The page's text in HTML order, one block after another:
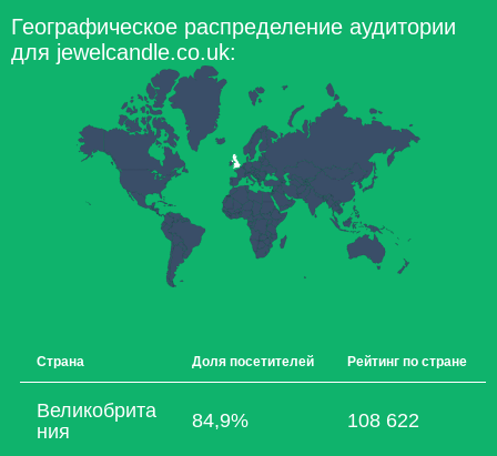
Географическое распределение аудитории
для jewelcandle.co.uk:
Страна Доля посетителей Рейтинг по стране
Великобрита
ния
84,9% 108 622